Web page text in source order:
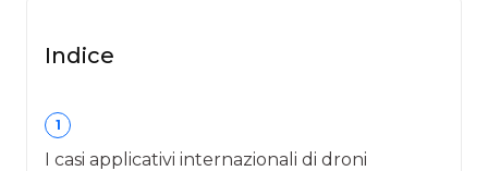
Indice
1
I casi applicativi internazionali di droni